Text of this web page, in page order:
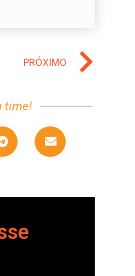
PRÓXIMO
time!